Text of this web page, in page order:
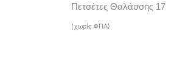
Πετσέτες Θαλάσσης 17
(χωρίς ΦΠΑ)